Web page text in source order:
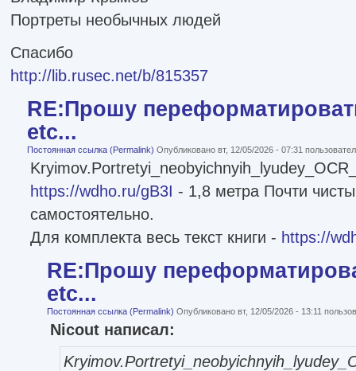
Портреты необычных людей
Спасибо
http://lib.rusec.net/b/815357
RE:Прошу
etc...
Постоянная ссылка (Permalink) Опубликовано вт, 12/05/2026 - 07:31
https://wdho.ru/gB3I - 1,8 метра Почти
самостоятельно.
Для комплекта весь текст книги - https://
RE:Прошу
etc...
Постоянная ссылка (Permalink) Опубликовано вт, 12/05/2026 - 13:11
Nicout написал: